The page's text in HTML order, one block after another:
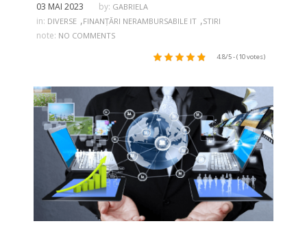
03 MAI 2023 by: GABRIELA
in: DIVERSE ,FINANȚĂRI NERAMBURSABILE IT ,STIRI
note: NO COMMENTS
4.8/5 - (10 votes)